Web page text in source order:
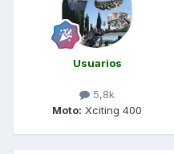
Usuarios
5,8k
Moto: Xciting 400